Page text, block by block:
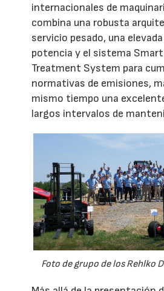
internacionales de
combina una robusta
servicio pesado, una
potencia y el sistema
Treatment System para
normativas de emisiones,
mismo tiempo una
largos intervalos de
Foto de grupo de los Rehlko